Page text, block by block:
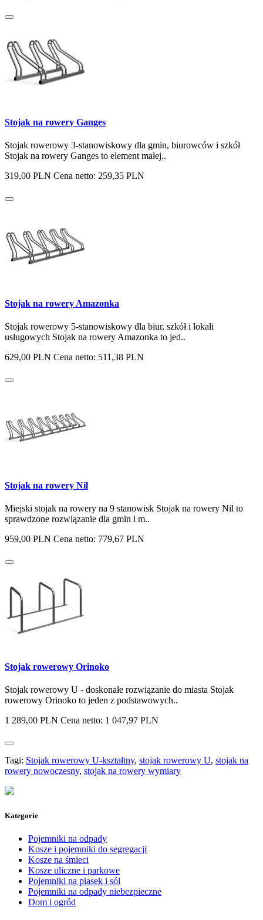
Stojak na rowery Ganges
Stojak rowerowy 3-stanowiskowy dla gmin, biurowców i szkół
Stojak na rowery Ganges to element małej..
319,00 PLN Cena netto: 259,35 PLN
Stojak na rowery Amazonka
Stojak rowerowy 5-stanowiskowy dla biur, szkół i lokali
usługowych Stojak na rowery Amazonka to jed..
629,00 PLN Cena netto: 511,38 PLN
Stojak na rowery Nil
Miejski stojak na rowery na 9 stanowisk Stojak na rowery Nil to
sprawdzone rozwiązanie dla gmin i m..
959,00 PLN Cena netto: 779,67 PLN
Stojak rowerowy Orinoko
Stojak rowerowy U - doskonałe rozwiązanie do miasta Stojak
rowerowy Orinoko to jeden z podstawowych..
1 289,00 PLN Cena netto: 1 047,97 PLN
Tagi: Stojak rowerowy U-kształtny, stojak rowerowy U, stojak na
rowery nowoczesny, stojak na rowery wymiary
Kategorie
Pojemniki na odpady
Kosze i pojemniki do segregacji
Kosze na śmieci
Kosze uliczne i parkowe
Pojemniki na piasek i sól
Pojemniki na odpady niebezpieczne
Dom i ogród